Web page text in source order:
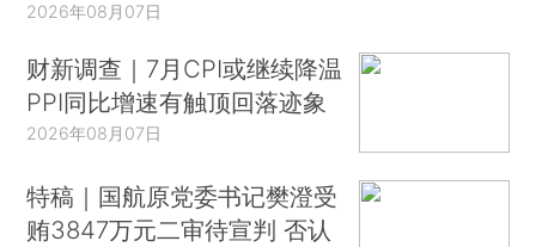
2026年08月07日
财新调查｜7月CPI或继续降温
PPI同比增速有触顶回落迹象
2026年08月07日
特稿｜国航原党委书记樊澄受
贿3847万元二审待宣判 否认